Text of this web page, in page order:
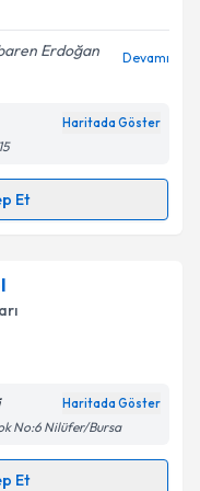
ilişkin
belirtilen
ediyorum.
Erdoğan
Devamı
Haritada Göster
Et
randevu takvimi
randevu almanız
ile
Haritada Göster
No:6 Nilüfer/Bursa
Et